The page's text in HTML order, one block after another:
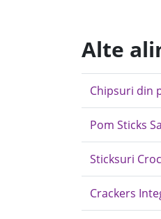
Alte
Chipsuri din
Pom Sticks
Sticksuri
Crackers